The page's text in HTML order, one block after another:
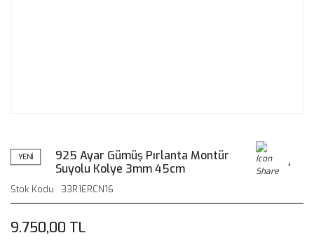
YENİ
925 Ayar Gümüş Pırlanta Montür
Suyolu Kolye 3mm 45cm
Stok Kodu 33R1ERCN16
9.750,00 TL